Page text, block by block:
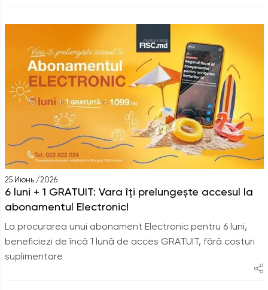
25 Июнь /2026
6 luni + 1 GRATUIT: Vara îți prelungește accesul la
abonamentul Electronic!
La procurarea unui abonament Electronic pentru 6 luni,
beneficiezi de încă 1 lună de acces GRATUIT, fără costuri
suplimentare